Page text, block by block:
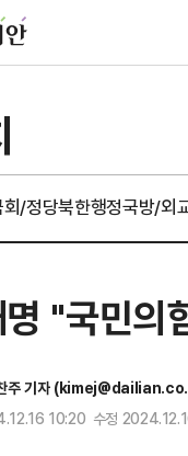
회/정당북한행정국방/외
"국민의
주 기자
10:20 수정